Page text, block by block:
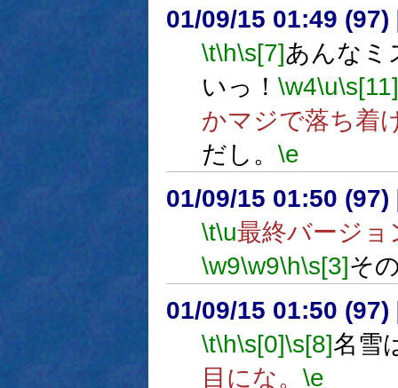
01/09/15 01:49 (97)
\t\h\s[7]あんなミ
いっ！ \w4\u\s[11]
かマジで落ち着
だし。 \e
01/09/15 01:50 (97)
\t\u最終バージョ
\w9\w9\h\s[3]そ
01/09/15 01:50 (97)
\t\h\s[0]\s[8]名雪
目にな。 \e